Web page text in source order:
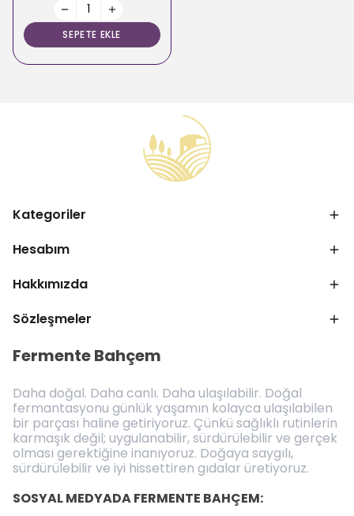
SEPETE EKLE
Kategoriler
Hesabım
Hakkımızda
Sözleşmeler
Fermente Bahçem
Daha doğal. Daha canlı. Daha ulaşılabilir. Doğal
fermantasyonu günlük yaşamın kolayca ulaşılabilen
bir parçası haline getiriyoruz. Çünkü sağlıklı rutinlerin
karmaşık değil; uygulanabilir, sürdürülebilir ve gerçek
olması gerektiğine inanıyoruz. Doğaya saygılı,
sürdürülebilir ve iyi hissettiren gıdalar üretiyoruz.
SOSYAL MEDYADA FERMENTE BAHÇEM: